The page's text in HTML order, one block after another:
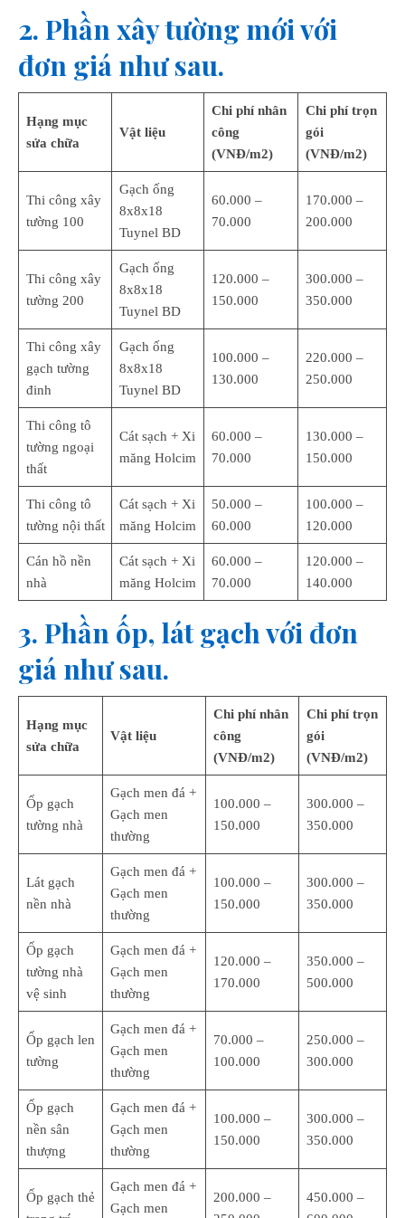
2. Phần xây tường mới với
đơn giá như sau.
Hạng mục
sửa chữa
Vật liệu
Chi phí nhân
công
(VNĐ/m2)
Chi phí trọn
gói
(VNĐ/m2)
Thi công xây
tường 100
Gạch ống
8x8x18
Tuynel BD
60.000 –
70.000
170.000 –
200.000
Thi công xây
tường 200
Gạch ống
8x8x18
Tuynel BD
120.000 –
150.000
300.000 –
350.000
Thi công xây
gạch tường
đinh
Gạch ống
8x8x18
Tuynel BD
100.000 –
130.000
220.000 –
250.000
Thi công tô
tường ngoại
thất
Cát sạch + Xi
măng Holcim
60.000 –
70.000
130.000 –
150.000
Thi công tô
tường nội thất
Cát sạch + Xi
măng Holcim
50.000 –
60.000
100.000 –
120.000
Cán hồ nền
nhà
Cát sạch + Xi
măng Holcim
60.000 –
70.000
120.000 –
140.000
3. Phần ốp, lát gạch với đơn
giá như sau.
Hạng mục
sửa chữa
Vật liệu
Chi phí nhân
công
(VNĐ/m2)
Chi phí trọn
gói
(VNĐ/m2)
Ốp gạch
tường nhà
Gạch men đá +
Gạch men
thường
100.000 –
150.000
300.000 –
350.000
Lát gạch
nền nhà
Gạch men đá +
Gạch men
thường
100.000 –
150.000
300.000 –
350.000
Ốp gạch
tường nhà
vệ sinh
Gạch men đá +
Gạch men
thường
120.000 –
170.000
350.000 –
500.000
Ốp gạch len
tường
Gạch men đá +
Gạch men
thường
70.000 –
100.000
250.000 –
300.000
Ốp gạch
nền sân
thượng
Gạch men đá +
Gạch men
thường
100.000 –
150.000
300.000 –
350.000
Ốp gạch thẻ
Gạch men đá +
Gạch men
200.000 –
450.000 –